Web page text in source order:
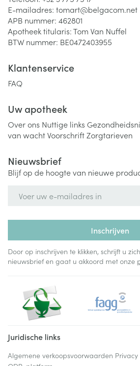
E-mailadres: tomart@belgacom.net
APB nummer: 462801
Apotheek titularis:Tom Van Nuffel
BTW nummer: BE0472403955
Klantenservice
FAQ
Uw apotheek
Over ons Nuttige links
van wachtVoorschriftZorgtarieven
Nieuwsbrief
Blijf op de hoogte van nieuwe
Inschrijven
Door op inschrijven te klikken, schrijft u
nieuwsbrief en gaat u akkoord met onze
Juridische links
Algemene verkoopsvoorwaarden